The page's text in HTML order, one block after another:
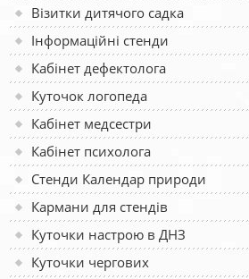
Візитки дитячого садка
Інформаційні стенди
Кабінет дефектолога
Куточок логопеда
Кабінет медсестри
Кабінет психолога
Стенди Календар природи
Кармани для стендів
Куточки настрою в ДНЗ
Куточки чергових